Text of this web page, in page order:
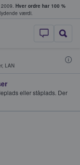
Hver ordre har 100 %
værdi.
- Hvor
, LAN
eller ståplads. Der